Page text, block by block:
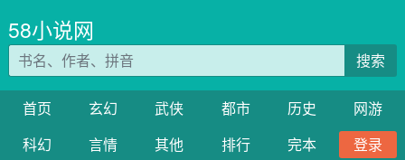
58小说网
搜索
首页 玄幻 武侠 都市 历史
网游
科幻
言情 其他 排行 完本
登录